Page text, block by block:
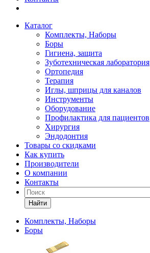
Каталог
Комплекты, Наборы
Боры
Гигиена, защита
Зуботехническая лаборатория
Ортопедия
Терапия
Иглы, шприцы для каналов
Инструменты
Оборудование
Профилактика для пациентов
Хирургия
Эндодонтия
Товары со скидками
Как купить
Производители
О компании
Контакты
Найти
Комплекты, Наборы
Боры